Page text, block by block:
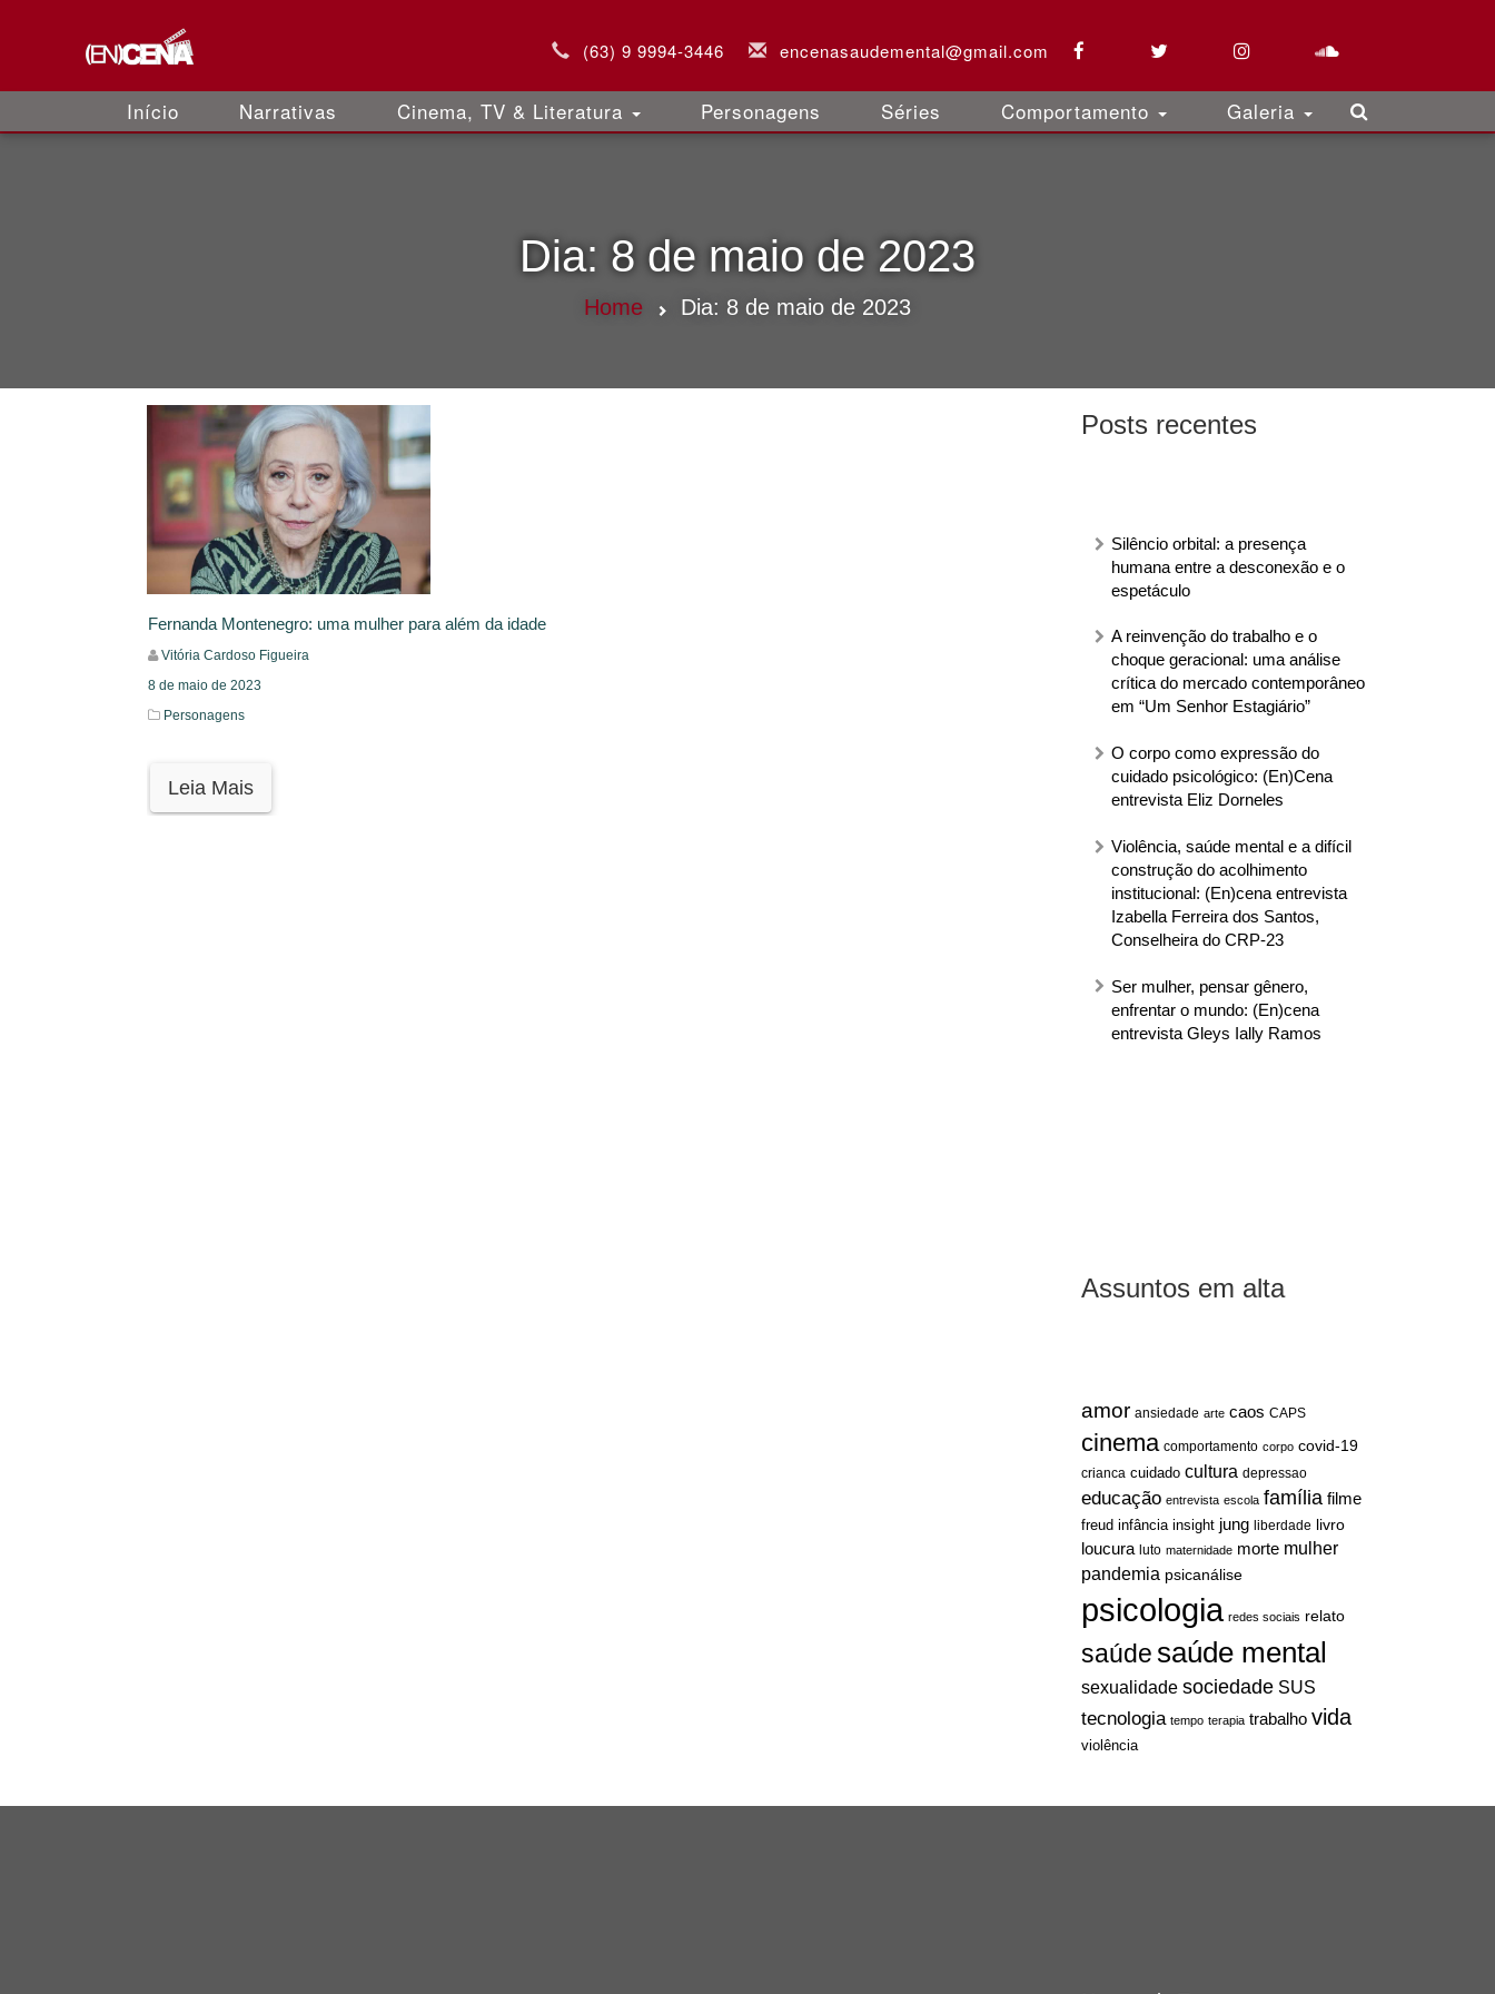
(63) 9 9994-3446 encenasaudemental@gmail.com
Início Narrativas Cinema, TV & Literatura Personagens Séries Comportamento Galeria
Dia: 8 de maio de 2023
Home Dia: 8 de maio de 2023
Posts recentes
Silêncio orbital: a presença
humana entre a desconexão e o
espetáculo
A reinvenção do trabalho e o
choque geracional: uma análise
crítica do mercado contemporâneo
em “Um Senhor Estagiário”
O corpo como expressão do
cuidado psicológico: (En)Cena
entrevista Eliz Dorneles
Violência, saúde mental e a difícil
construção do acolhimento
institucional: (En)cena entrevista
Izabella Ferreira dos Santos,
Conselheira do CRP-23
Ser mulher, pensar gênero,
enfrentar o mundo: (En)cena
entrevista Gleys Ially Ramos
Assuntos em alta
amor ansiedade arte caos CAPS
cinema comportamento corpo covid-19
crianca cuidado cultura depressao
educação entrevista escola família filme
freud infância insight jung liberdade livro
loucura luto maternidade morte mulher
pandemia psicanálise
psicologia redes sociais relato
saúdesaúde mental
sexualidade sociedade SUS
tecnologia tempo terapia trabalho vida
violência
Fernanda Montenegro: uma mulher para além da idade
Vitória Cardoso Figueira
8 de maio de 2023
Personagens
Leia Mais